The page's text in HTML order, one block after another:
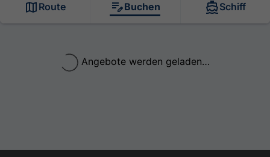
Route Buchen Schiff
Angebote werden geladen…